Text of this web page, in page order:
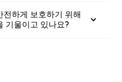
하게 보호하기 위해
기울이고 있나요?